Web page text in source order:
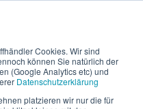
Cookies. Wir sind
können Sie natürlich der
(Google Analytics etc) und
Datenschutzerklärung
platzieren wir nur die für
Platte